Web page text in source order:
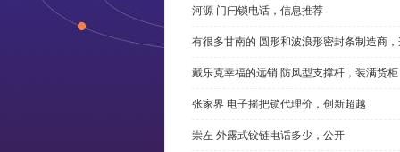
河源 门闩锁电话，信息推荐
有很多甘南的 圆形和波浪形密封条制造商
戴乐克幸福的远销 防风型支撑杆，装满货柜
张家界 电子摇把锁代理价，创新超越
崇左 外露式铰链电话多少，公开